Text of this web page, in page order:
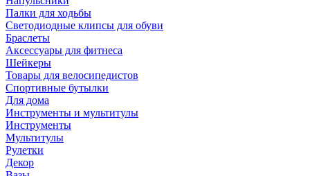
Палки для ходьбы
Светодиодные клипсы для обуви
Браслеты
Аксессуары для фитнеса
Шейкеры
Товары для велосипедистов
Спортивные бутылки
Для дома
Инструменты и мультитулы
Инструменты
Мультитулы
Рулетки
Декор